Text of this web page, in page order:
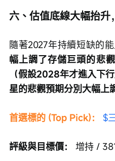
六、估值底線大幅抬升
隨著2027年持續短缺的
幅上調了存儲巨頭的悲
（假設2028年才進入下
星的悲觀預期分別大幅上
首選標的 (Top Pick)： $
評級與目標價： 增持 /